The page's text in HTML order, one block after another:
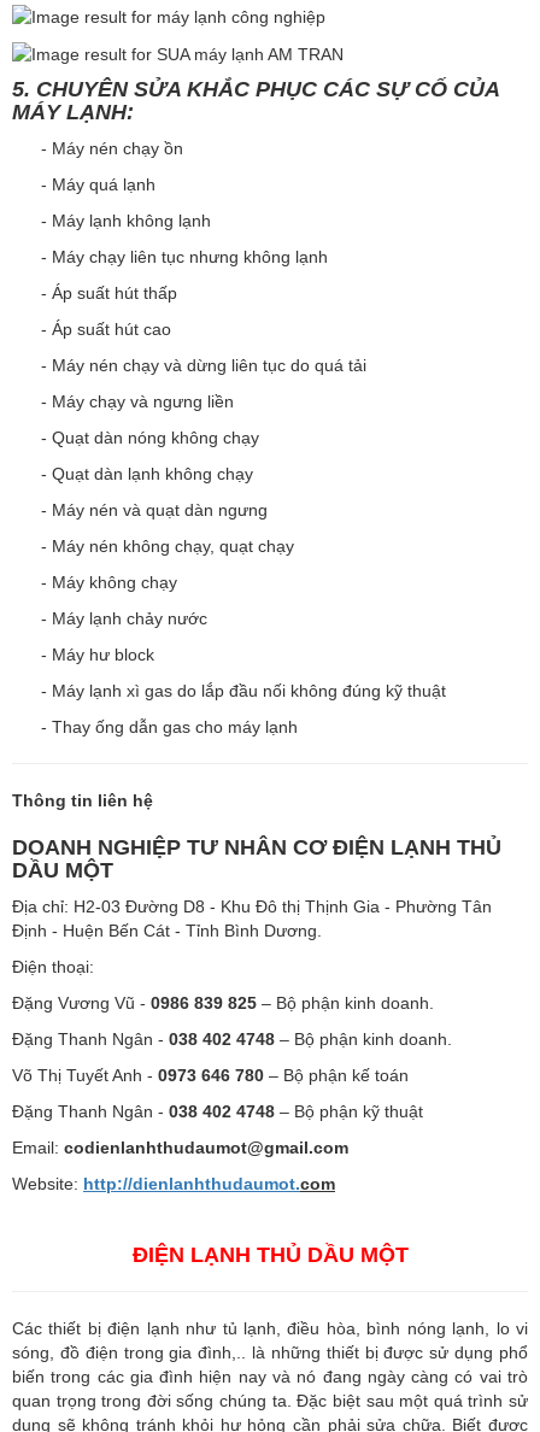
5. CHUYÊN SỬA KHẮC PHỤC CÁC SỰ CỐ CỦA
MÁY LẠNH:
- Máy nén chạy ồn
- Máy quá lạnh
- Máy lạnh không lạnh
- Máy chạy liên tục nhưng không lạnh
- Áp suất hút thấp
- Áp suất hút cao
- Máy nén chạy và dừng liên tục do quá tải
- Máy chạy và ngưng liền
- Quạt dàn nóng không chạy
- Quạt dàn lạnh không chạy
- Máy nén và quạt dàn ngưng
- Máy nén không chạy, quạt chạy
- Máy không chạy
- Máy lạnh chảy nước
- Máy hư block
- Máy lạnh xì gas do lắp đầu nối không đúng kỹ thuật
- Thay ống dẫn gas cho máy lạnh
Thông tin liên hệ
DOANH NGHIỆP TƯ NHÂN CƠ ĐIỆN LẠNH THỦ
DẦU MỘT
Địa chỉ: H2-03 Đường D8 - Khu Đô thị Thịnh Gia - Phường Tân
Định - Huện Bến Cát - Tỉnh Bình Dương.
Điện thoại:
Đặng Vương Vũ - 0986 839 825 – Bộ phận kinh doanh.
Đặng Thanh Ngân - 038 402 4748 – Bộ phận kinh doanh.
Võ Thị Tuyết Anh - 0973 646 780 – Bộ phận kế toán
Đặng Thanh Ngân - 038 402 4748 – Bộ phận kỹ thuật
Email: codienlanhthudaumot@gmail.com
Website: http://dienlanhthudaumot.com
ĐIỆN LẠNH THỦ DẦU MỘT
Các thiết bị điện lạnh như tủ lạnh, điều hòa, bình nóng lạnh, lo vi
sóng, đồ điện trong gia đình,.. là những thiết bị được sử dụng phổ
biến trong các gia đình hiện nay và nó đang ngày càng có vai trò
quan trọng trong đời sống chúng ta. Đặc biệt sau một quá trình sử
dụng sẽ không tránh khỏi hư hỏng cần phải sửa chữa. Biết được